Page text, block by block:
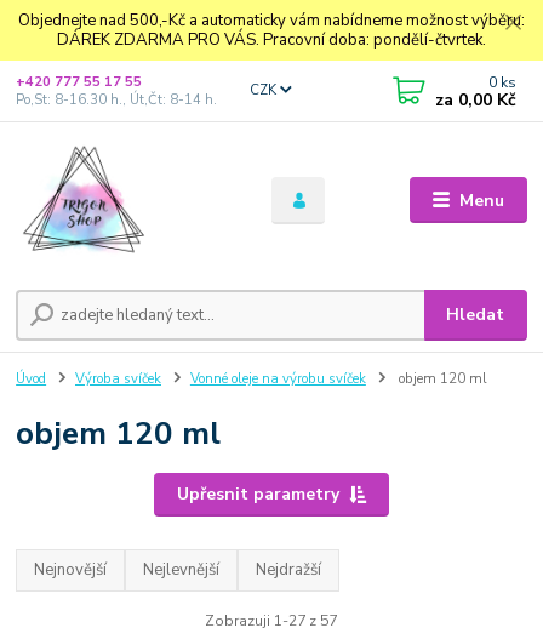
Objednejte nad 500,-Kč a automaticky vám nabídneme možnost výběru:
DÁREK ZDARMA PRO VÁS. Pracovní doba: pondělí-čtvrtek.
Menu
CZK
Hledat
+420 777 55 17 55
Po,St: 8-16.30 h., Út,Čt: 8-14 h.
0 ks
za 0,00 Kč
Úvod Výroba svíček Vonné oleje na výrobu svíček objem 120 ml
objem 120 ml
Upřesnit parametry
Nejnovější Nejlevnější Nejdražší
Zobrazuji 1-27 z 57